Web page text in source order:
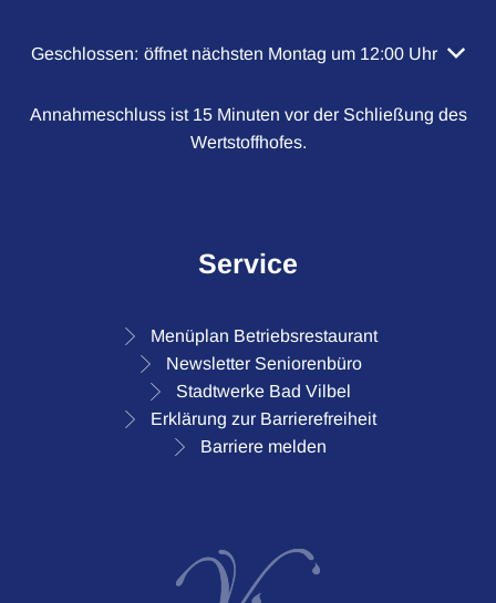
Klicken, um weitere Öffnungs- oder Schließzeiten
Geschlossen: öffnet nächsten Montag um 12:00 Uhr
Annahmeschluss ist 15 Minuten vor der Schließung des
Wertstoffhofes.
Service
Menüplan Betriebsrestaurant
Newsletter Seniorenbüro
Stadtwerke Bad Vilbel
Erklärung zur Barrierefreiheit
Barriere melden